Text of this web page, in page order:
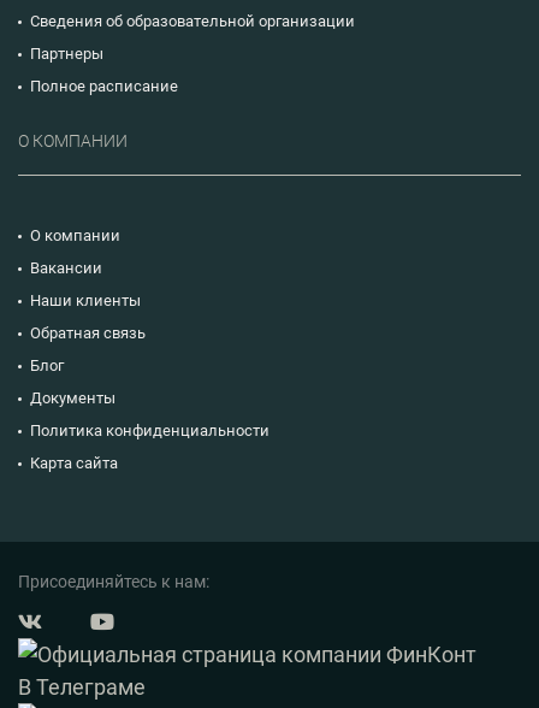
Сведения об образовательной организации
Партнеры
Полное расписание
О КОМПАНИИ
О компании
Вакансии
Наши клиенты
Обратная связь
Блог
Документы
Политика конфиденциальности
Карта сайта
Присоединяйтесь к нам: